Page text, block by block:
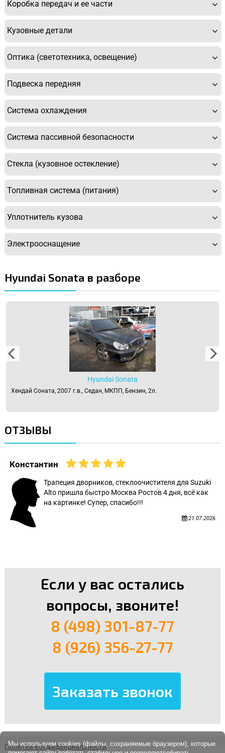
Коробка передач и ее части
Кузовные детали
Оптика (светотехника, освещение)
Подвеска передняя
Система охлаждения
Система пассивной безопасности
Стекла (кузовное остекление)
Топливная система (питания)
Уплотнитель кузова
Электрооснащение
Hyundai Sonata в разборе
Hyundai Sonata
Хендай Соната, 2007 г.в., Седан, МКПП, Бензин, 2л.
ОТЗЫВЫ
Константин
Трапеция дворников, стеклоочистителя для Suzuki
Alto пришла быстро Москва Ростов 4 дня, всё как
на картинке! Супер, спасибо!!!
21.07.2026
Если у вас остались
вопросы, звоните!
8 (498) 301-87-77
8 (926) 356-27-77
Политка конфиденциальности
Мы используем cookies (файлы, сохраняемые браузером), которые